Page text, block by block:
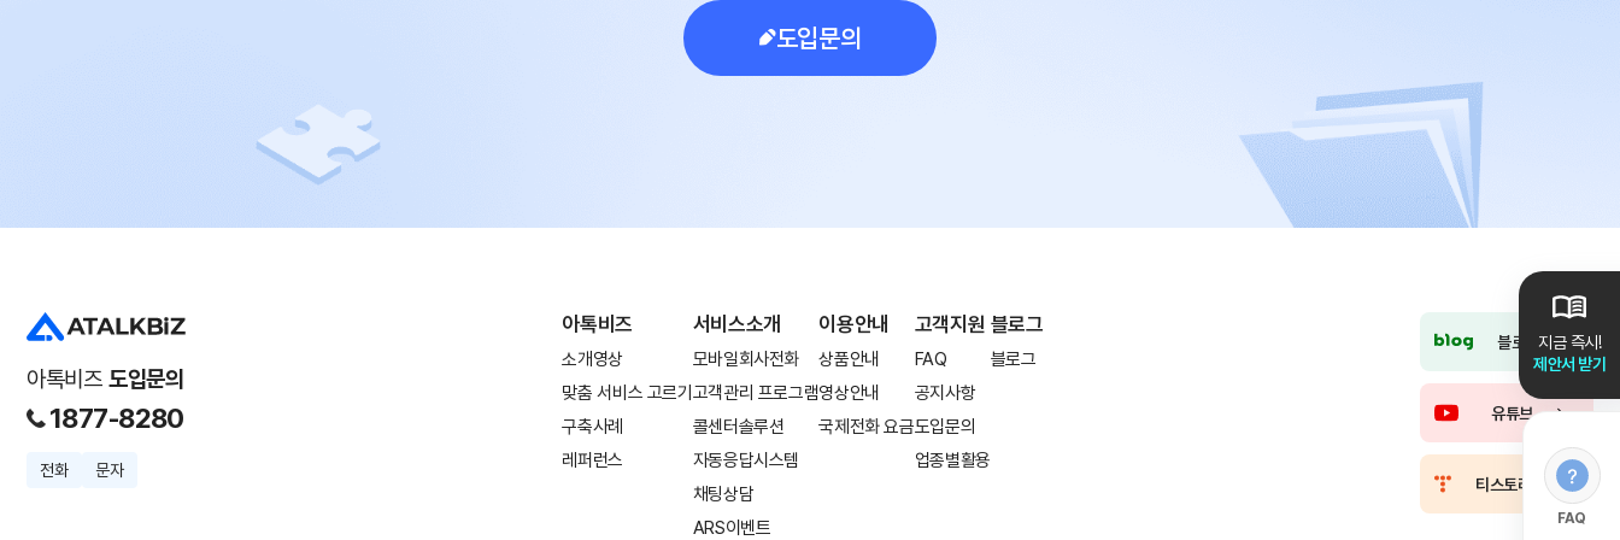
지금 즉시!
제안서 받기
FAQ
도입문의
아톡비즈 도입문의
1877-8280
전화 문자
아톡비즈
소개영상
맞춤 서비스 고르기
구축사례
레퍼런스
서비스소개
모바일회사전화
고객관리 프로그램
콜센터솔루션
자동응답시스템
채팅상담
ARS이벤트
이용안내
상품안내
영상안내
국제전화 요금
고객지원
FAQ
공지사항
도입문의
업종별활용
블로그
블로그
블로그
유튜브
티스토리